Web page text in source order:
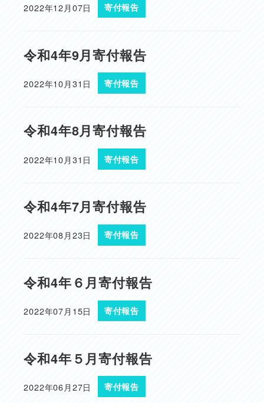
投稿日
2022年12月07日 寄付報告
令和4年9月寄付報告
投稿日
2022年10月31日 寄付報告
令和4年8月寄付報告
投稿日
2022年10月31日 寄付報告
令和4年7月寄付報告
投稿日
2022年08月23日 寄付報告
令和4年６月寄付報告
投稿日
2022年07月15日 寄付報告
令和4年５月寄付報告
投稿日
2022年06月27日 寄付報告